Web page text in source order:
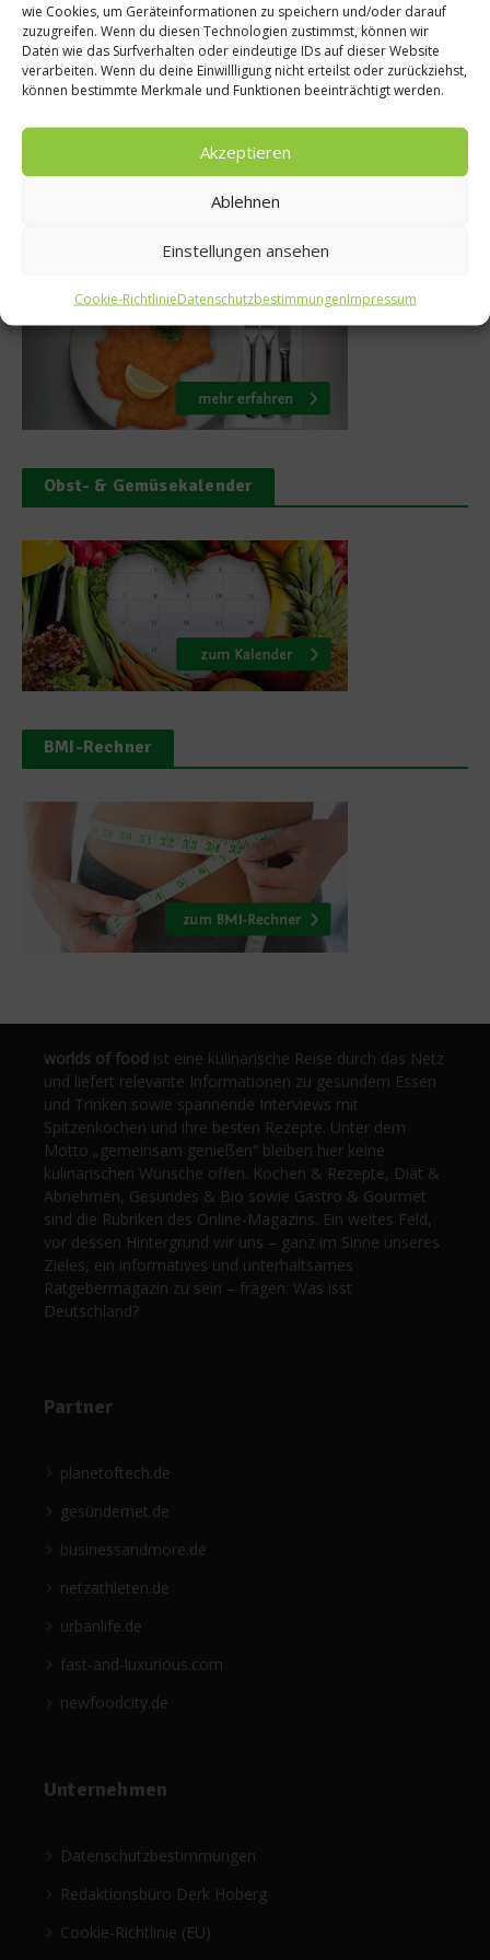
wie Cookies, um Geräteinformationen zu speichern und/oder darauf
zuzugreifen. Wenn du diesen Technologien zustimmst, können wir
Daten wie das Surfverhalten oder eindeutige IDs auf dieser Website
verarbeiten. Wenn du deine Einwillligung nicht erteilst oder zurückziehst,
können bestimmte Merkmale und Funktionen beeinträchtigt werden.
Akzeptieren
Ablehnen
Einstellungen ansehen
Cookie-RichtlinieDatenschutzbestimmungenImpressum
KOCHEN – So
Schule Spaß
Rezept:
Obst- & Gemüsekalender
BMI-Rechner
worlds of food ist eine kulinarische Reise durch das Netz
und liefert relevante Informationen zu gesundem Essen
und Trinken sowie spannende Interviews mit
Spitzenköchen und ihre besten Rezepte. Unter dem
Motto „gemeinsam genießen“ bleiben hier keine
kulinarischen Wünsche offen. Kochen & Rezepte, Diät &
Abnehmen, Gesundes & Bio sowie Gastro & Gourmet
sind die Rubriken des Online-Magazins. Ein weites Feld,
vor dessen Hintergrund wir uns – ganz im Sinne unseres
Zieles, ein informatives und unterhaltsames
Ratgebermagazin zu sein – fragen: Was isst
Deutschland?
Partner
planetoftech.de
gesündernet.de
businessandmore.de
netzathleten.de
urbanlife.de
fast-and-luxurious.com
newfoodcity.de
Unternehmen
Datenschutzbestimmungen
Redaktionsbüro Derk Hoberg
Cookie-Richtlinie (EU)